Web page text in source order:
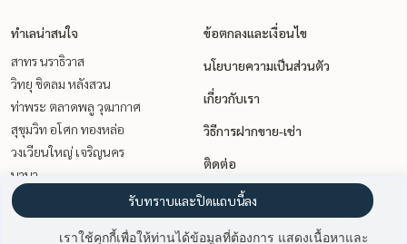
ทำเลน่าสนใจ
สาทร นราธิวาส
วิทยุ ชิดลม หลังสวน
ท่าพระ ตลาดพลู วุฒากาศ
สุขุมวิท อโศก ทองหล่อ
วงเวียนใหญ่ เจริญนคร
นานา
อ่อนนุช อุดมสุข
เกษตรศาสตร์ รัชโยธิน
ข้อตกลงและเงื่อนไข
นโยบายความเป็นส่วนตัว
เกี่ยวกับเรา
วิธีการฝากขาย-เช่า
ติดต่อ
เราใช้คุกกี้เพื่อให้ท่านได้ข้อมูลที่ต้องการ แสดงเนื้อหาและ
รับทราบและปิดแถบนี้ลง